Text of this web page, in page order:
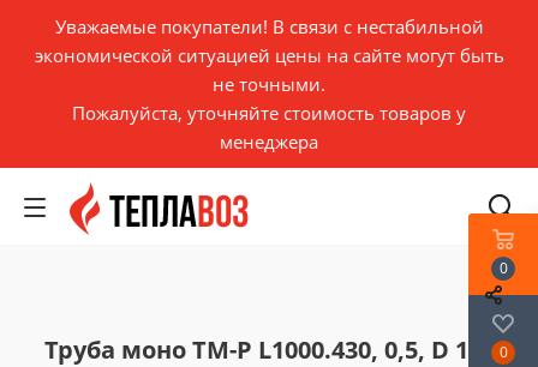
Уважаемые покупатели! В связи с нестабильной
экономической ситуацией цены на сайте могут быть
не точными.
Пожалуйста, уточняйте стоимость товаров у
менеджера
Труба моно ТМ-Р L1000.430, 0,5, D 180
0
0